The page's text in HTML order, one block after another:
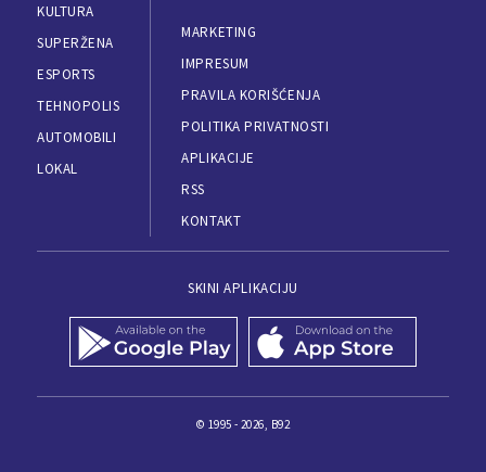
KULTURA
SUPERŽENA
ESPORTS
TEHNOPOLIS
AUTOMOBILI
LOKAL
MARKETING
IMPRESUM
PRAVILA KORIŠĆENJA
POLITIKA PRIVATNOSTI
APLIKACIJE
RSS
KONTAKT
SKINI APLIKACIJU
© 1995 - 2026, B92